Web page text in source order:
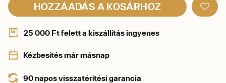
HOZZÁADÁS A KOSÁRHOZ
25 000 Ft felett a kiszállítás ingyenes
Kézbesítés már másnap
90 napos visszatérítési garancia